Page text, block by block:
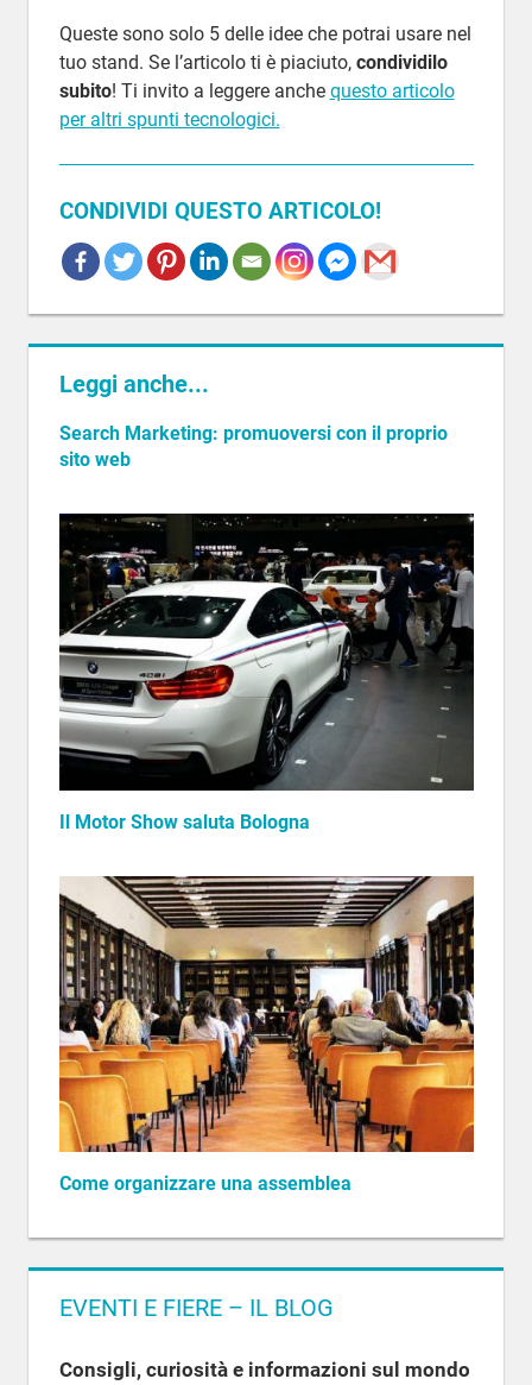
Queste sono solo 5 delle idee che potrai usare nel
tuo stand. Se l’articolo ti è piaciuto, condividilo
subito! Ti invito a leggere anche questo articolo
per altri spunti tecnologici.
CONDIVIDI QUESTO ARTICOLO!
Leggi anche...
Search Marketing: promuoversi con il proprio
sito web
Il Motor Show saluta Bologna
Come organizzare una assemblea
EVENTI E FIERE – IL BLOG
Consigli, curiosità e informazioni sul mondo